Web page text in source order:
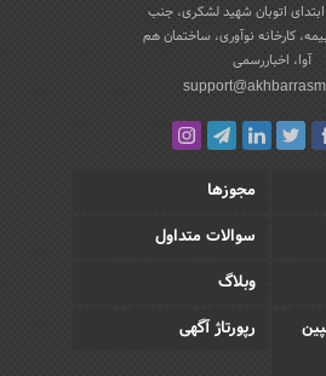
ابتدای اتوبان شهید لشکری، جنب
کارخانه نوآوری، ساختمان هم
آوا، اخباررسمی
مجوزها
سوالات متداول
وبلاگ
رپورتاژ آگهی